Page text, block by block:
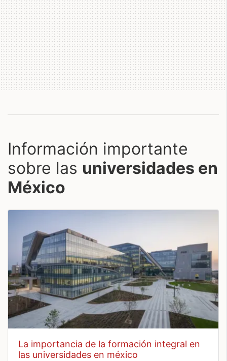
Información importante
sobre las universidades en
México
la importancia de la formación integral en
las universidades en méxico